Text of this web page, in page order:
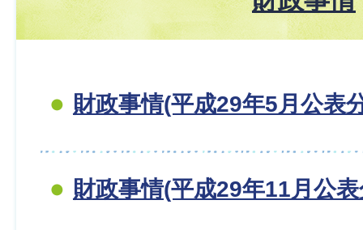
財政事情(平成29年5月公表
財政事情(平成29年11月公